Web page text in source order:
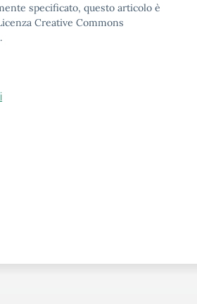
specificato, questo articolo è
Creative Commons